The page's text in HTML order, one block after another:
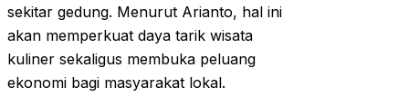
sekitar gedung. Menurut Arianto, hal ini
akan memperkuat daya tarik wisata
kuliner sekaligus membuka peluang
ekonomi bagi masyarakat lokal.